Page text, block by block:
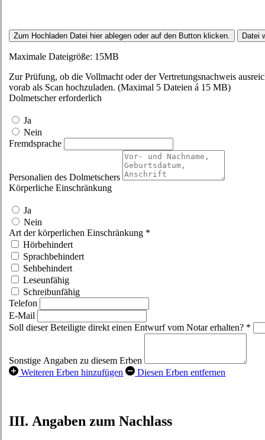
Zum Hochladen Datei hier ablegen oder auf den Button klicken. Datei
Maximale Dateigröße: 15MB
Zur Prüfung, ob die Vollmacht oder der Vertretungsnachweis
vorab als Scan hochzuladen. (Maximal 5 Dateien á 15 MB)
Dolmetscher erforderlich
Ja
Nein
Fremdsprache
Personalien des Dolmetschers
Körperliche Einschränkung
Ja
Nein
Art der körperlichen Einschränkung *
Hörbehindert
Sprachbehindert
Sehbehindert
Leseunfähig
Schreibunfähig
Telefon
E-Mail
Soll dieser Beteiligte direkt einen Entwurf vom Notar erhalten? *
Sonstige Angaben zu diesem Erben
Weiteren Erben hinzufügen
Diesen Erben entfernen
III. Angaben zum Nachlass